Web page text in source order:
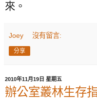
來。
Joey 沒有留言:
分享
2010年11月19日 星期五
辦公室叢林生存